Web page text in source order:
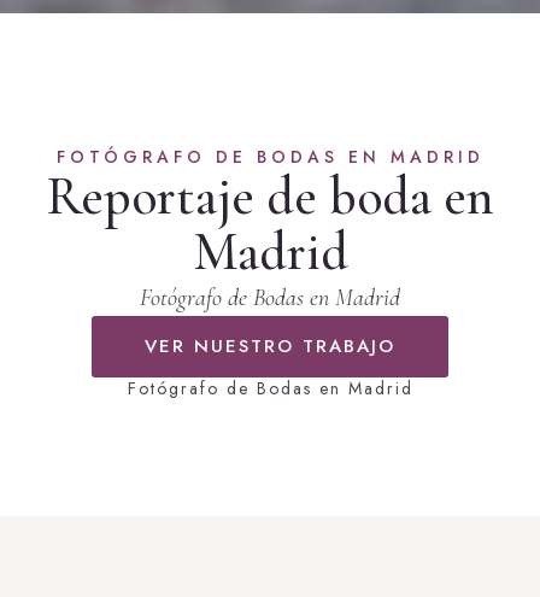
FOTÓGRAFO DE BODAS EN MADRID
Reportaje de boda en
Madrid
Fotógrafo de Bodas en Madrid
VER NUESTRO TRABAJO
Fotógrafo de Bodas en Madrid